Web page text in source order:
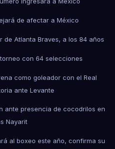
de afectar a México
de Atlanta Braves, a los 84 años
con 64 selecciones
como goleador con el Real
ante Levante
ante presencia de cocodrilos en
Nayarit
al boxeo este año, confirma su